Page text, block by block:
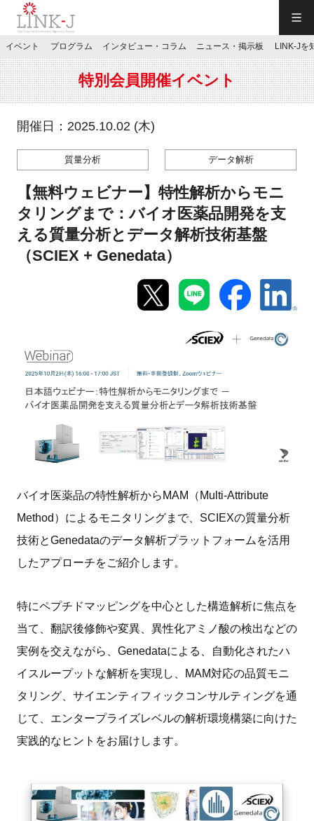
JP／EN
特別会員専用メニュー
施設ご予約
お問い合わせ
イベント
インタビュー・コラム
ニュース・掲示板
LINK-Jを知る
特別会員
施設・アクセス
イベントお知らせメール登録
イベント プログラム インタビュー・コラム ニュース・掲示板 LINK-Jを
特別会員開催イベント
開催日：2025.10.02 (木)
質量分析 データ解析
【無料ウェビナー】特性解析からモニ
タリングまで：バイオ医薬品開発を支
える質量分析とデータ解析技術基盤
（SCIEX + Genedata）
バイオ医薬品の特性解析からMAM（Multi-Attribute
Method）によるモニタリングまで、SCIEXの質量分析
技術とGenedataのデータ解析プラットフォームを活用
したアプローチをご紹介します。
特にペプチドマッピングを中心とした構造解析に焦点を
当て、翻訳後修飾や変異、異性化アミノ酸の検出などの
実例を交えながら、Genedataによる、自動化されたハ
イスループットな解析を実現し、MAM対応の品質モニ
タリング、サイエンティフィックコンサルティングを通
じて、エンタープライズレベルの解析環境構築に向けた
実践的なヒントをお届けします。